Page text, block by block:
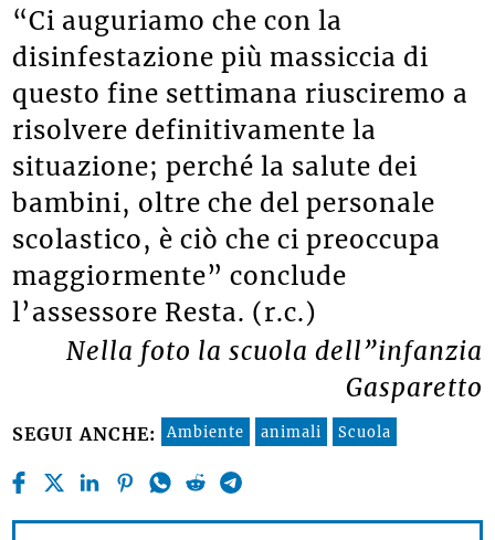
“Ci auguriamo che con la
disinfestazione più massiccia di
questo fine settimana riusciremo a
risolvere definitivamente la
situazione; perché la salute dei
bambini, oltre che del personale
scolastico, è ciò che ci preoccupa
maggiormente” conclude
l’assessore Resta. (r.c.)
Nella foto la scuola dell”infanzia
Gasparetto
SEGUI ANCHE: Ambiente animali Scuola